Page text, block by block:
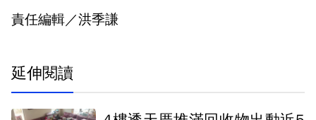
責任編輯／洪季謙
延伸閱讀